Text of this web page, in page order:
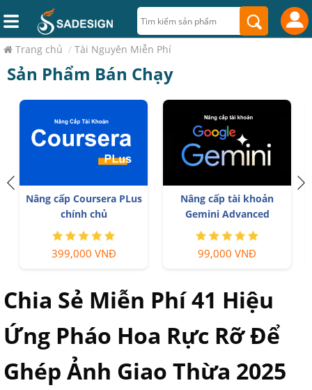
Trang chủ / Tài Nguyên Miễn Phí
Sản Phẩm Bán Chạy
Nâng cấp Coursera PLus
chính chủ
399,000 VNĐ
Nâng cấp tài khoản
Gemini Advanced
99,000 VNĐ
Chia Sẻ Miễn Phí 41 Hiệu
Ứng Pháo Hoa Rực Rỡ Để
Ghép Ảnh Giao Thừa 2025